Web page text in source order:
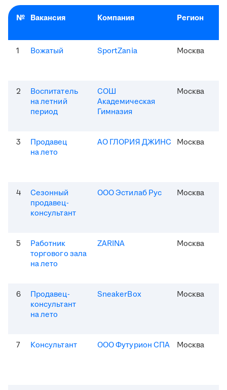
№ Вакансия Компания Регион
1 Вожатый SportZania Москва
2
Воспитатель
на летний
период
СОШ
Академическая
Гимназия
Москва
3
Продавец
на лето
АО ГЛОРИЯ ДЖИНС Москва
4
Сезонный
продавец-
консультант
ООО Эстилаб Рус Москва
5
Работник
торгового зала
на лето
ZARINA Москва
6
Продавец-
консультант
на лето
SneakerBox Москва
7 Консультант ООО Футурион СПА Москва